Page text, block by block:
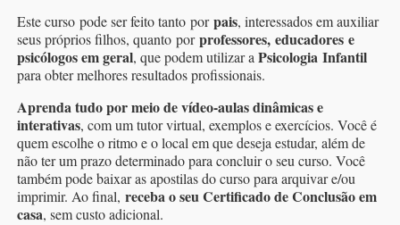
Este curso pode ser feito tanto porpais, interessados em auxiliar
seus próprios filhos, quanto porprofessores, educadores e
psicólogos em geral, que podem utilizar a Psicologia Infantil
para obter melhores resultados profissionais.
Aprenda tudo por meio de vídeo-aulas dinâmicas e
interativas, com um tutor virtual, exemplos e exercícios. Você é
quem escolhe o ritmo e o local em que deseja estudar, além de
não ter um prazo determinado para concluir o seu curso. Você
também pode baixar as apostilas do curso para arquivar e/ou
imprimir. Ao final, receba o seu Certificado de Conclusão em
casa, sem custo adicional.